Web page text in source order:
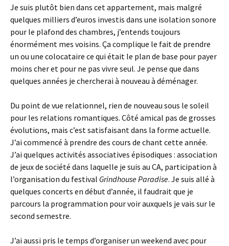
Je suis plutôt bien dans cet appartement, mais malgré
quelques milliers d’euros investis dans une isolation sonore
pour le plafond des chambres, j’entends toujours
énormément mes voisins. Ça complique le fait de prendre
un ou une colocataire ce qui était le plan de base pour payer
moins cher et pour ne pas vivre seul. Je pense que dans
quelques années je chercherai à nouveau à déménager.
Du point de vue relationnel, rien de nouveau sous le soleil
pour les relations romantiques. Côté amical pas de grosses
évolutions, mais c’est satisfaisant dans la forme actuelle.
J’ai commencé à prendre des cours de chant cette année.
J’ai quelques activités associatives épisodiques : association
de jeux de société dans laquelle je suis au CA, participation à
l’organisation du festival Grindhouse Paradise. Je suis allé à
quelques concerts en début d’année, il faudrait que je
parcours la programmation pour voir auxquels je vais sur le
second semestre.
J’ai aussi pris le temps d’organiser un weekend avec pour